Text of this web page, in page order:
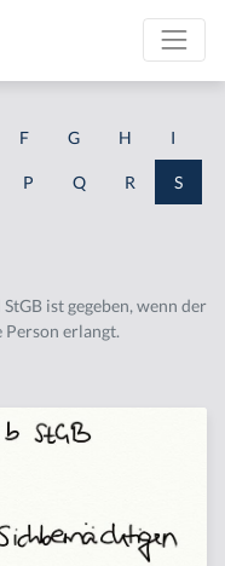
F G H I
P Q R S
ist gegeben, wenn der
erlangt.